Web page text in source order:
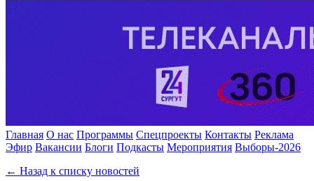
Главная О нас Программы Спецпроекты Контакты Реклама
Эфир Вакансии Блоги Подкасты Мероприятия Выборы-2026
← Назад к списку новостей